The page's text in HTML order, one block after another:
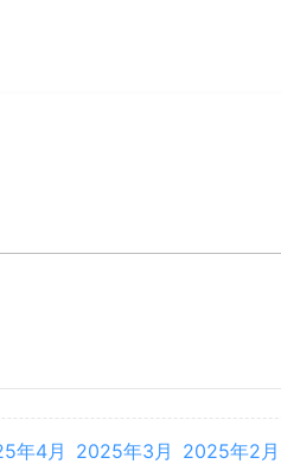
年4月 2025年3月 2025年2月